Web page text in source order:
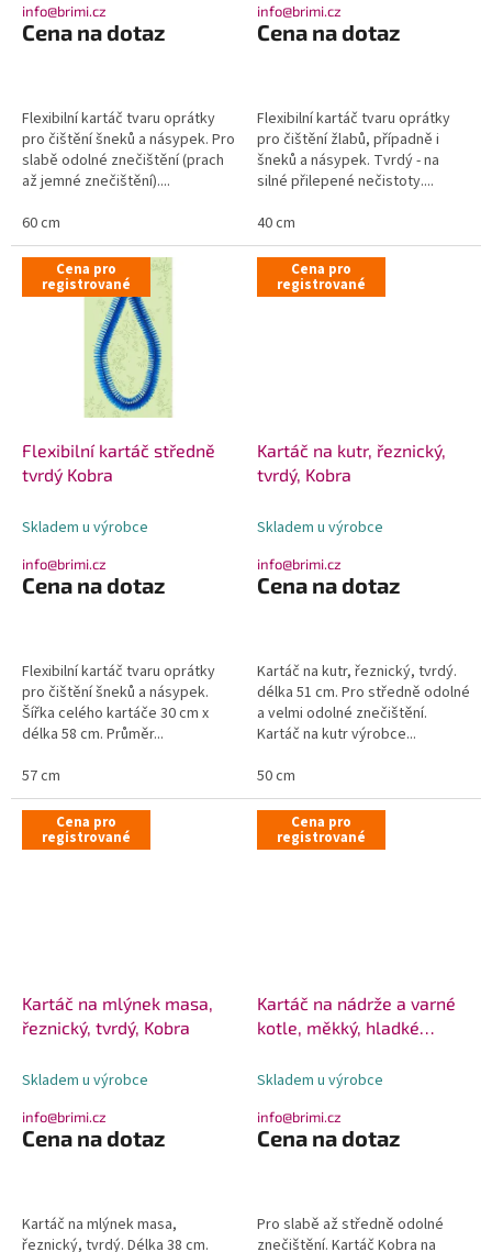
info@brimi.cz
Cena na dotaz
Flexibilní kartáč tvaru oprátky
pro čištění šneků a násypek. Pro
slabě odolné znečištění (prach
až jemné znečištění)....
60 cm
info@brimi.cz
Cena na dotaz
Flexibilní kartáč tvaru oprátky
pro čištění žlabů, případně i
šneků a násypek. Tvrdý - na
silné přilepené nečistoty....
40 cm
Cena pro
registrované
Flexibilní kartáč středně
tvrdý Kobra
Skladem u výrobce
info@brimi.cz
Cena na dotaz
Flexibilní kartáč tvaru oprátky
pro čištění šneků a násypek.
Šířka celého kartáče 30 cm x
délka 58 cm. Průměr...
57 cm
Cena pro
registrované
Kartáč na kutr, řeznický,
tvrdý, Kobra
Skladem u výrobce
info@brimi.cz
Cena na dotaz
Kartáč na kutr, řeznický, tvrdý.
délka 51 cm. Pro středně odolné
a velmi odolné znečištění.
Kartáč na kutr výrobce...
50 cm
Cena pro
registrované
Kartáč na mlýnek masa,
řeznický, tvrdý, Kobra
Skladem u výrobce
info@brimi.cz
Cena na dotaz
Kartáč na mlýnek masa,
řeznický, tvrdý. Délka 38 cm.
Cena pro
registrované
Kartáč na nádrže a varné
kotle, měkký, hladké
Skladem u výrobce
info@brimi.cz
Cena na dotaz
Pro slabě až středně odolné
znečištění. Kartáč Kobra na